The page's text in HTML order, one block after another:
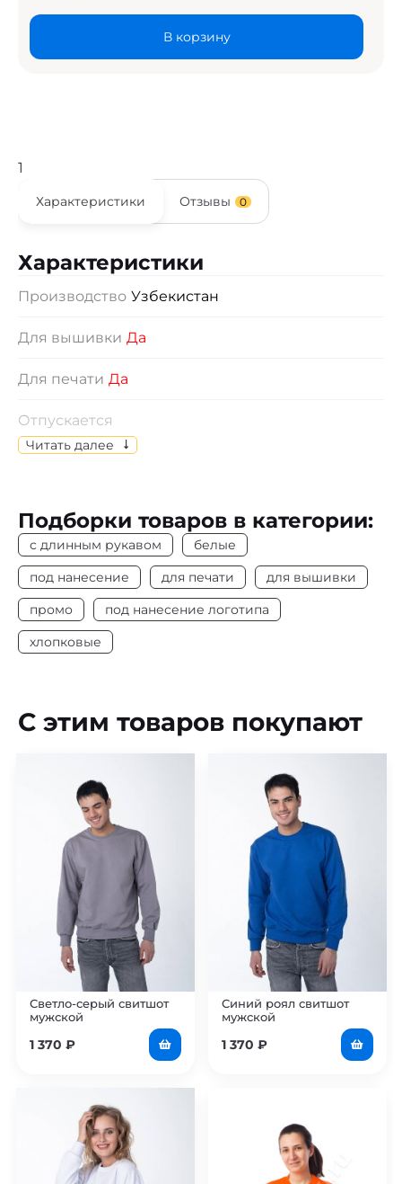
В корзину
1
Характеристики Отзывы 0
Характеристики
Производство Узбекистан
Для вышивки Да
Для печати Да
Отпускается
Изделия отпускаются по индивидуальному
выбору размеров.
Цвет Белый
Плотность 190 г/м2
Длинный рукав Да
Под нанесение
Читать далее
Подборки товаров в категории:
с длинным рукавом
белые
под нанесение
для печати
для вышивки
промо
под нанесение логотипа
хлопковые
С этим товаров покупают
Светло-серый свитшот
мужской
1 370 ₽
Синий роял свитшот
мужской
1 370 ₽